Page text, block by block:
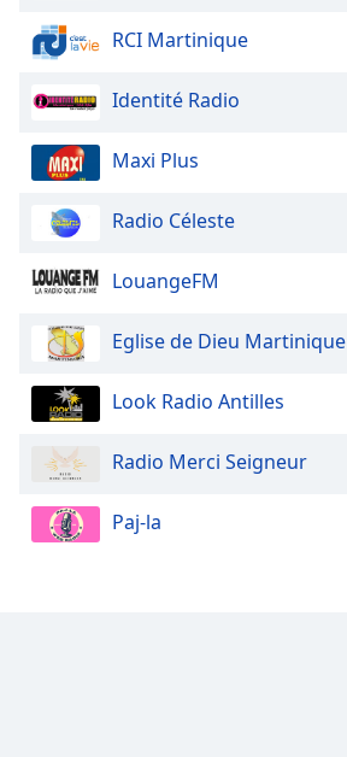
dialog
window.
Escape
cancel
Color
Opacity
RCI Martinique
Identité Radio
Maxi Plus
Radio Céleste
LouangeFM
Eglise de Dieu Martinique
Look Radio Antilles
Radio Merci Seigneur
Paj-la